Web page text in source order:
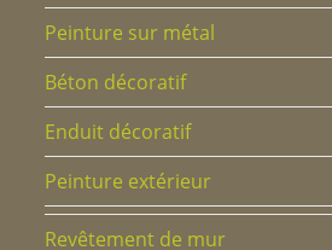
Peinture sur métal
Béton décoratif
Enduit décoratif
Peinture extérieur
Revêtement de mur